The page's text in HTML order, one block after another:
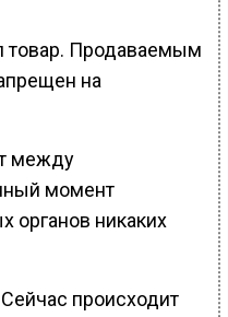
товар. Продаваемым
на
между
момент
органов никаких
происходит